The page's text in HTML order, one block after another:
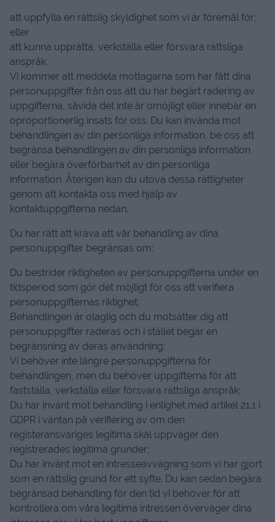
att uppfylla en rättslig skyldighet som vi är föremål för;
eller
att kunna upprätta, verkställa eller försvara rättsliga
anspråk.
Vi kommer att meddela mottagarna som har fått dina
personuppgifter från oss att du har begärt radering av
uppgifterna, såvida det inte är omöjligt eller innebär en
oproportionerlig insats för oss. Du kan invända mot
behandlingen av din personliga information, be oss att
begränsa behandlingen av din personliga information
eller begära överförbarhet av din personliga
information. Återigen kan du utöva dessa rättigheter
genom att kontakta oss med hjälp av
kontaktuppgifterna nedan.
Du har rätt att kräva att vår behandling av dina
personuppgifter begränsas om:
Du bestrider riktigheten av personuppgifterna under en
tidsperiod som gör det möjligt för oss att verifiera
personuppgifternas riktighet;
Behandlingen är olaglig och du motsätter dig att
personuppgifter raderas och i stället begär en
begränsning av deras användning;
Vi behöver inte längre personuppgifterna för
behandlingen, men du behöver uppgifterna för att
fastställa, verkställa eller försvara rättsliga anspråk;
Du har invänt mot behandling i enlighet med artikel 21.1 i
GDPR i väntan på verifiering av om den
registeransvariges legitima skäl uppväger den
registrerades legitima grunder;
Du har invänt mot en intresseavvägning som vi har gjort
som en rättslig grund för ett syfte. Du kan sedan begära
begränsad behandling för den tid vi behöver för att
kontrollera om våra legitima intressen överväger dina